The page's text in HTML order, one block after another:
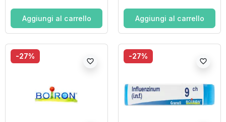
Aggiungi al carrello Aggiungi al carrello
-27%
favorite_border
-27%
favorite_border